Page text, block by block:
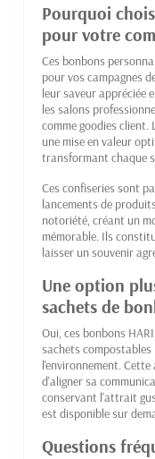
Pourquoi
pour votre
Ces bonbons
pour vos campagnes
leur saveur appréciée
les salons
comme goodies client.
une mise en valeur
transformant chaque
Ces confiseries sont
lancements de
notoriété, créant un
mémorable. Ils
laisser un souvenir
Une option
sachets de
Oui, ces bonbons
sachets
l'environnement.
d'aligner sa
conservant l'attrait
est disponible sur
Questions